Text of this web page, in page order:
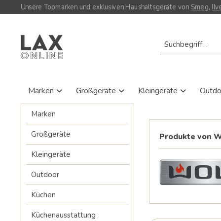
Unsere Topmarken und exklusiven Haushaltsgeräte von Smeg,
Marken Großgeräte Kleingeräte
Marken
Großgeräte
Kleingeräte
Outdoor
Küchen
Küchenausstattung
Produkte von